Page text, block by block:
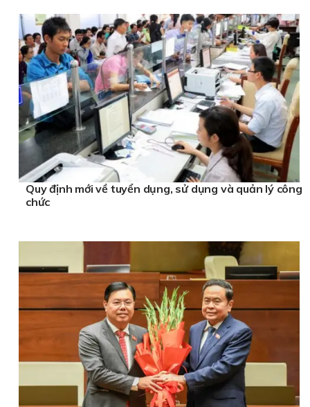
Quy định mới về tuyển dụng, sử dụng và quản lý công
chức